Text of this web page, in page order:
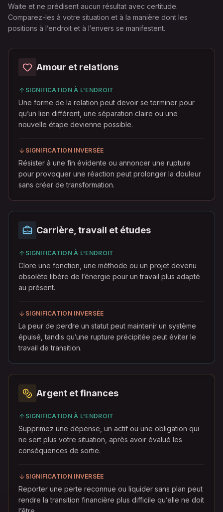
Waite et ne prédisent aucun résultat avec certitude.
Comparez-les à votre situation et à la manière dont les
positions à l’endroit et à l’envers se manifestent.
Amour et relations
SIGNIFICATION À L'ENDROIT
Une forme de la relation peut devoir se terminer pour
qu’un lien différent, une séparation claire ou une
nouvelle étape devienne possible.
SIGNIFICATION INVERSÉE
Résister à une fin évidente ou annoncer une rupture
pour provoquer une réaction peut prolonger la douleur
sans créer de transformation.
Carrière, travail et études
SIGNIFICATION À L'ENDROIT
Clore une fonction, une méthode ou un projet devenu
obsolète libère de l’énergie pour un travail plus adapté
au présent.
SIGNIFICATION INVERSÉE
La peur de perdre un statut peut maintenir un système
épuisé, tandis qu’une rupture précipitée peut éviter le
travail de transition.
Argent et finances
SIGNIFICATION À L'ENDROIT
Supprimez une dépense, un actif ou une obligation qui
ne sert plus votre situation, après avoir évalué les
conséquences de sortie.
SIGNIFICATION INVERSÉE
Reporter une perte reconnue ou liquider sans plan peut
rendre la transition financière plus difficile qu’elle ne doit